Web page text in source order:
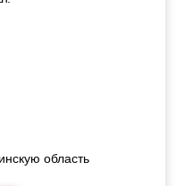
область